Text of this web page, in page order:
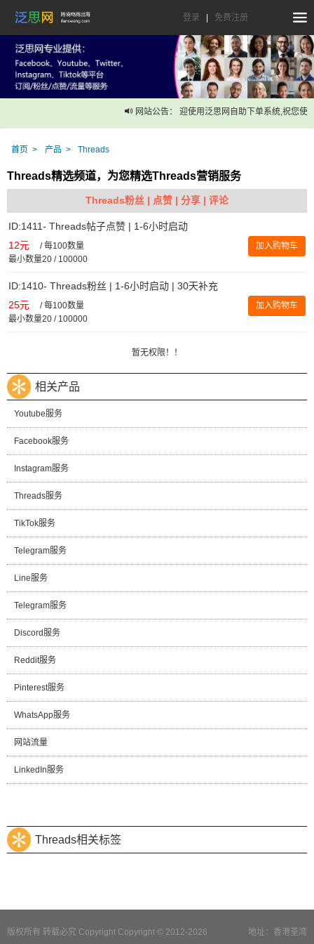
登录 免费注册
网站公告： 迎使用泛思网自助下单系统,祝您使用
首页 产品 Threads
Threads精选频道，为您精选Threads营销服务
Threads粉丝 | 点赞 | 分享 | 评论
ID:1411- Threads帖子点赞 | 1-6小时启动
12元 /每100数量
最小数量20 / 100000
加入购物车
ID:1410- Threads粉丝 | 1-6小时启动 | 30天补充
25元 /每100数量
最小数量20 / 100000
加入购物车
暂无权限！！
相关产品
Youtube服务
Facebook服务
Instagram服务
Threads服务
TikTok服务
Telegram服务
Line服务
Telegram服务
Discord服务
Reddit服务
Pinterest服务
WhatsApp服务
网站流量
LinkedIn服务
Threads相关标签
地址：香港荃湾
版权所有 转载必究 Copyright Copyright © 2012-2026